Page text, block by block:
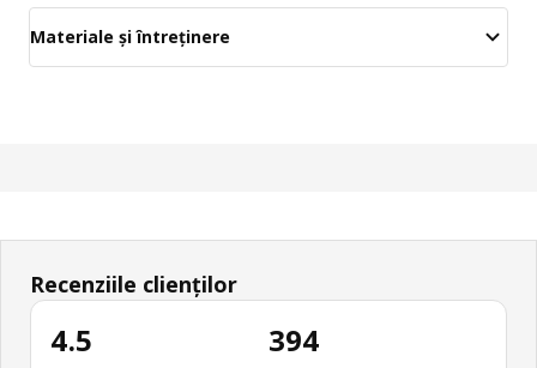
Materiale și întreținere
Recenziile clienților
4.5 394